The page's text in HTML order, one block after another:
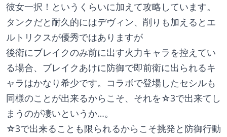
彼女一択！というくらいに加えて攻略しています。
タンクだと耐久的にはデヴィン、削りも加えるとエ
ルトリクスが優秀ではありますが
後衛にブレイクのみ前に出す火力キャラを控えてい
る場合、ブレイクあけに防御で即前衛に出られるキ
ャラはかなり希少です。コラボで登場したセシルも
同様のことが出来るからこそ、それを☆3で出来てし
まうのが凄いというか…。
☆3で出来ることも限られるからこそ挑発と防御行動